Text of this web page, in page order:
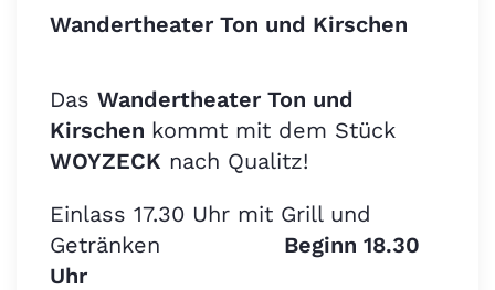
Wandertheater Ton und Kirschen
Das Wandertheater Ton und
Kirschen kommt mit dem Stück
WOYZECK nach Qualitz!
Einlass 17.30 Uhr mit Grill und
Getränken Beginn 18.30
Uhr